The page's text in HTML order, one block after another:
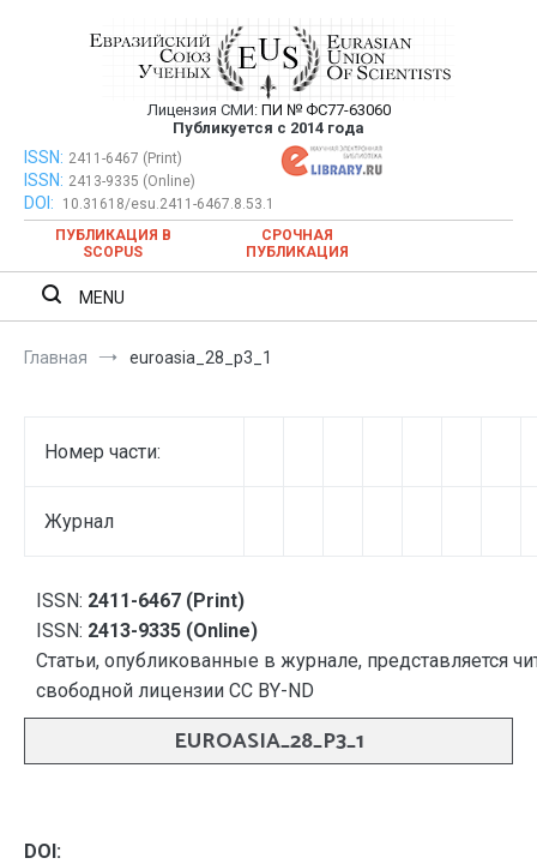
Евразийский Союз Ученых —
публикация научных статей в
ежемесячном научном журнале
Лицензия СМИ: ПИ № ФС77-63060
Публикуется с 2014 года
Евразийский Союз Ученых — публикация научных статей в
ежемесячном научном журнале
ISSN: 2411-6467 (Print)
ISSN: 2413-9335 (Online)
DOI:
10.31618/esu.2411-6467.8.53.1
ПУБЛИКАЦИЯ В
SCOPUS
СРОЧНАЯ
ПУБЛИКАЦИЯ
MENU
Главная euroasia_28_p3_1
Номер части:
Журнал
ISSN: 2411-6467 (Print)
ISSN: 2413-9335 (Online)
Статьи, опубликованные в журнале, представляется
свободной лицензии CC BY-ND
EUROASIA_28_P3_1
DOI: